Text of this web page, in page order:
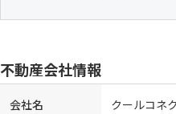
不動産会社情報
会社名 クールコネ